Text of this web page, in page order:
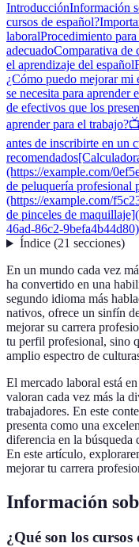
IntroducciónInformación
cursos de español?
laboralProcedimiento
adecuadoComparativa de
el aprendizaje del español
¿Cómo puedo mejorar mi
se necesita para aprender
de efectivos que los
aprender para el trabajo?
antes de inscribirte en un
recomendados
(https://example.com/
de peluquería profesional
(https://example.com/
de pinceles de
46ad-86c2-9befa4b44d80)
Índice(21 secciones)
En un mundo cada vez
ha convertido en una
segundo idioma más
nativos, ofrece un sinfín
mejorar su carrera
tu perfil profesional, sino
amplio espectro de
El mercado laboral está
valoran cada vez más la
trabajadores. En este
presenta como una
diferencia en la búsqueda
En este artículo,
mejorar tu carrera
Información
¿Qué son los cursos